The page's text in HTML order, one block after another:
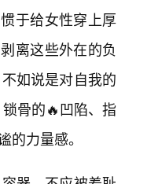
于给女性穿上厚
离这些外在的负
如说是对自我的
骨的🔥凹陷、指
力量感。